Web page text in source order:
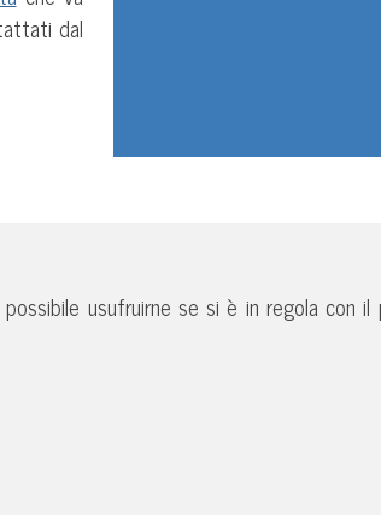
dal
usufruirne se si è in regola con il